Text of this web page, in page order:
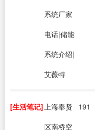
系统厂家
电话|储能
系统介绍|
艾薇特
[生活笔记] 上海奉贤
区南桥空
191